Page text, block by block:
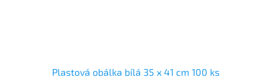
Plastová obálka bílá 35 x 41 cm 100 ks